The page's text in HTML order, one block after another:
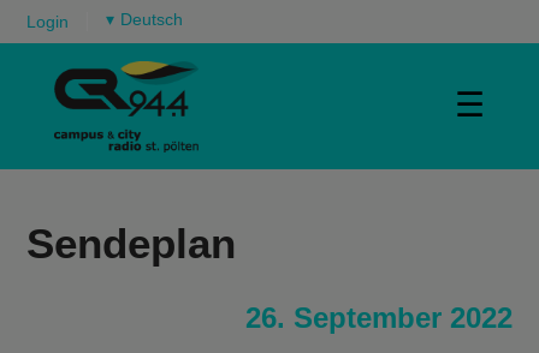
Login ▾
☰
Sendeplan
26. September 2022